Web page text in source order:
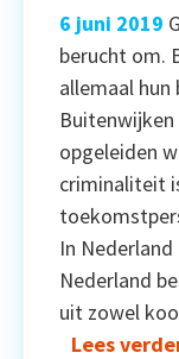
6 juni 2019
berucht om.
allemaal
opgeleiden
criminaliteit
In
Nederland
uit zowel
Lees